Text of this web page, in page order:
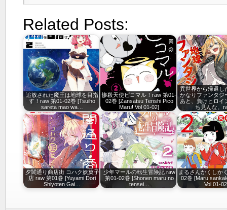
Related Posts:
追放された魔王は地球を目指
す！raw 第01-02巻 [Tsuiho
sareta mao wa…
惨殺天使ピコマル！raw 第01-
02巻 [Zansatsu Tenshi Pico
Maru! Vol 01-02]
異世界から帰還し
かなりファンタジ
あと、負けヒロイ
ち見んな。
夕闇通り商店街 コハク妖菓子
店 raw 第01巻 [Yuyami Dori
Shiyoten Gai…
少年マールの転生冒険記 raw
第01-02巻 [Shonen maru no
tensei…
まるさんかくしか
02巻 [Maru
Vol 01-